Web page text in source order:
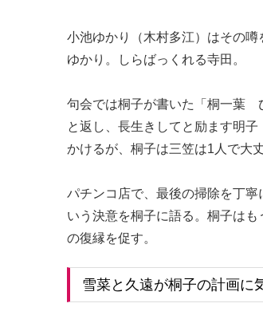
小池ゆかり（木村多江）はその
ゆかり。しらばっくれる寺田。
句会では桐子が書いた「桐一葉
と返し、長生きしてと励ます明
かけるが、桐子は三笠は1人で大
パチンコ店で、最後の掃除を丁
いう決意を桐子に語る。桐子は
の復縁を促す。
雪菜と久遠が桐子の計画に